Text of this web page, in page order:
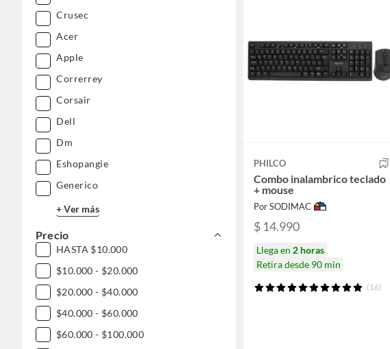
Crusec
Acer
Apple
Correrrey
Corsair
Dell
Dm
Eshopangie
Generico
+ Ver más
Precio
HASTA $10.000
$10.000 - $20.000
$20.000 - $40.000
$40.000 - $60.000
$60.000 - $100.000
PHILCO
Combo inalambrico teclado
+ mouse
Por SODIMAC
$ 14.990
Llega en 2 horas
Retira desde 90 min
(16)